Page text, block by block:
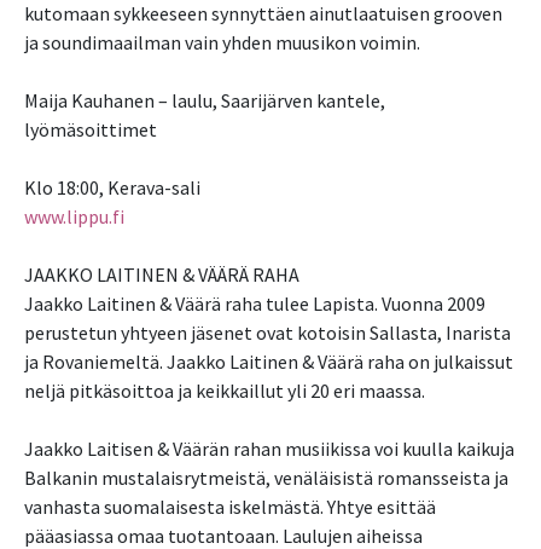
kutomaan sykkeeseen synnyttäen ainutlaatuisen grooven
ja soundimaailman vain yhden muusikon voimin.
Maija Kauhanen – laulu, Saarijärven kantele,
lyömäsoittimet
Klo 18:00, Kerava-sali
www.lippu.fi
JAAKKO LAITINEN & VÄÄRÄ RAHA
Jaakko Laitinen & Väärä raha tulee Lapista. Vuonna 2009
perustetun yhtyeen jäsenet ovat kotoisin Sallasta, Inarista
ja Rovaniemeltä. Jaakko Laitinen & Väärä raha on julkaissut
neljä pitkäsoittoa ja keikkaillut yli 20 eri maassa.
Jaakko Laitisen & Väärän rahan musiikissa voi kuulla kaikuja
Balkanin mustalaisrytmeistä, venäläisistä romansseista ja
vanhasta suomalaisesta iskelmästä. Yhtye esittää
pääasiassa omaa tuotantoaan. Laulujen aiheissa